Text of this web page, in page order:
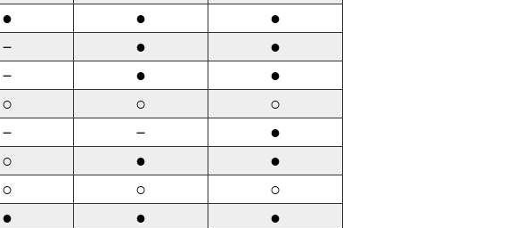
● ● ●
－ ● ●
－ ● ●
○ ○ ○
－ － ●
○ ● ●
○ ○ ○
● ● ●